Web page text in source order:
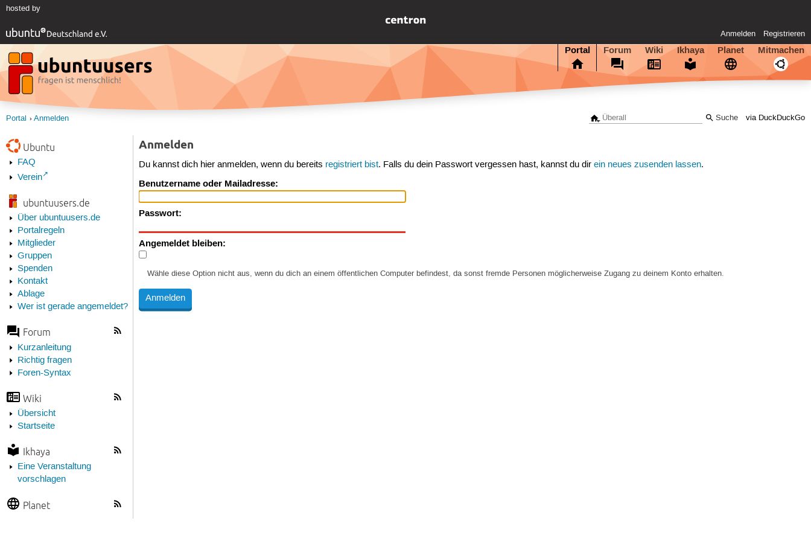
hosted by
Anmelden Registrieren
Portal Forum Wiki Ikhaya Planet Mitmachen
via DuckDuckGo
Portal Anmelden
Ubuntu
FAQ
Verein
ubuntuusers.de
Über ubuntuusers.de
Portalregeln
Mitglieder
Gruppen
Spenden
Kontakt
Ablage
Wer ist gerade angemeldet?
Forum
Kurzanleitung
Richtig fragen
Foren-Syntax
Wiki
Übersicht
Startseite
Ikhaya
Eine Veranstaltung
vorschlagen
Planet
Anmelden
Du kannst dich hier anmelden, wenn du bereits registriert bist. Falls du dein Passwort vergessen hast, kannst du direin neues zusenden lassen.
Benutzername oder Mailadresse:
Passwort:
Angemeldet bleiben:
Wähle diese Option nicht aus, wenn du dich an einem öffentlichen Computer befindest, da sonst fremde Personen möglicherweise Zugang zu deinem Konto erhalten.